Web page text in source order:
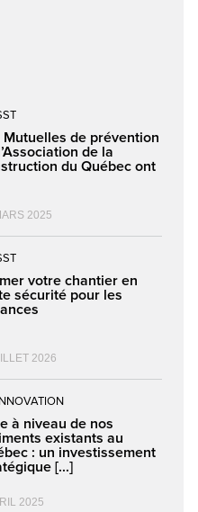
Mutuelles de prévention
de la
du Québec ont
2025
votre chantier en
sécurité pour les
2026
à niveau de nos
existants au
: un investissement
[...]
2025